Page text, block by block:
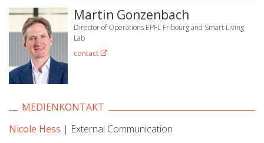
Martin Gonzenbach
Director of Operations EPFL Fribourg and Smart Living
Lab
contact
MEDIENKONTAKT
Nicole Hess | External Communication